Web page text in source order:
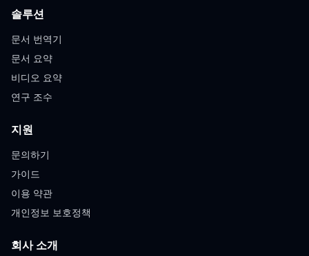
솔루션
문서 번역기
문서 요약
비디오 요약
연구 조수
지원
문의하기
가이드
이용 약관
개인정보 보호정책
회사 소개